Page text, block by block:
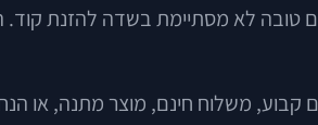
לא מסתיימת בשדה להזנת קוד.
קבוע, משלוח חינם, מוצר מתנה, או